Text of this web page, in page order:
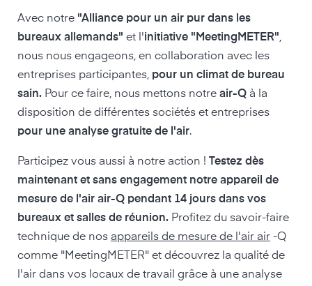
Avec notre "Alliance pour un air pur dans les
bureaux allemands" et l'initiative "MeetingMETER",
nous nous engageons, en collaboration avec les
entreprises participantes, pour un climat de bureau
sain. Pour ce faire, nous mettons notre air-Q à la
disposition de différentes sociétés et entreprises
pour une analyse gratuite de l'air.
Participez vous aussi à notre action !
Testez dès
maintenant et sans engagement notre appareil de
mesure de l'air air-Q pendant 14 jours dans vos
bureaux et salles de réunion. Profitez du savoir-faire
technique de nos appareils de mesure de l'air air -Q
comme "MeetingMETER" et découvrez la qualité de
l'air dans vos locaux de travail grâce à une analyse